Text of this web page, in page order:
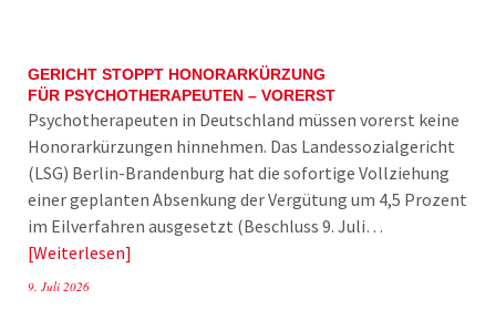
GERICHT STOPPT HONORARKÜRZUNG
FÜR PSYCHOTHERAPEUTEN – VORERST
Psychotherapeuten in Deutschland müssen vorerst keine
Honorarkürzungen hinnehmen. Das Landessozialgericht
(LSG) Berlin-Brandenburg hat die sofortige Vollziehung
einer geplanten Absenkung der Vergütung um 4,5 Prozent
im Eilverfahren ausgesetzt (Beschluss 9. Juli…
Weiterlesen
9. Juli 2026